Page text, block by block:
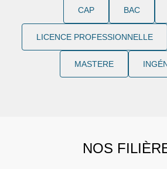
CAP BAC
LICENCE PROFESSIONNELLE
MASTERE
NOS